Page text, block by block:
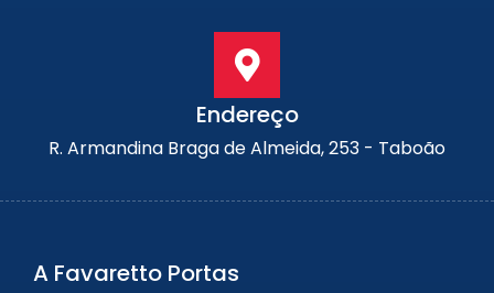
Endereço
R. Armandina Braga de Almeida, 253 - Taboão
A Favaretto Portas